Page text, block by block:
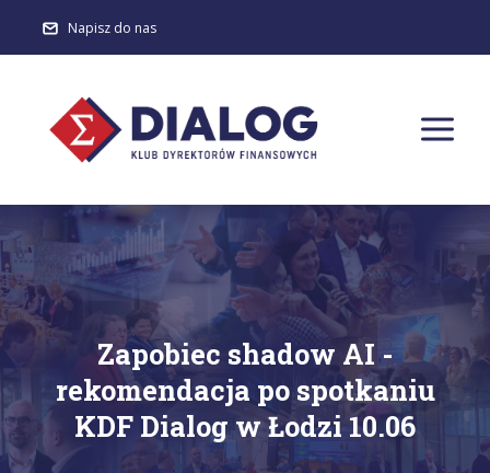
Napisz do nas
Zapobiec shadow AI -
rekomendacja po spotkaniu
KDF Dialog w Łodzi 10.06